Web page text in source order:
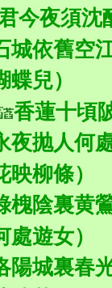
今夜須沈
城依舊空
兒）
香蓮十頃
夜抛人何
柳條）
槐陰裏黄
遊女）
陽城裏春